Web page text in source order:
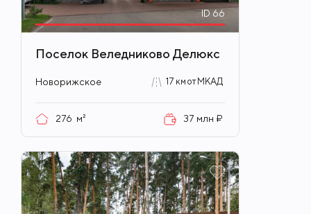
ID 66
Поселок Веледниково Делюкс
Новорижское 17 км от МКАД
276 м² 37 млн ₽